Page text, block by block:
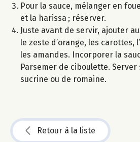
Pour la sauce, mélanger en
et la harissa ; réserver.
Juste avant de servir, ajouter
le zeste d’orange, les carottes,
les amandes. Incorporer la
Parsemer de ciboulette.
sucrine ou de romaine.
Retour à la liste